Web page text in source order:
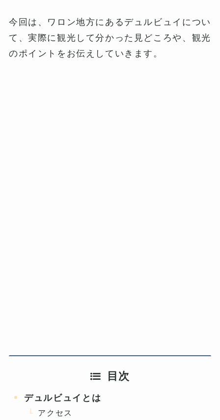
今回は、ワロン地方にあるデュルビュイについ
て、実際に観光して分かった見どころや、観光
のポイントをお伝えしていきます。
目次
デュルビュイとは
アクセス